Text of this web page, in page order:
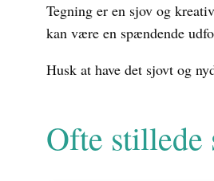
Tegning er en sjov og
kan være en spændende
Husk at have det sjovt og
Ofte stillede